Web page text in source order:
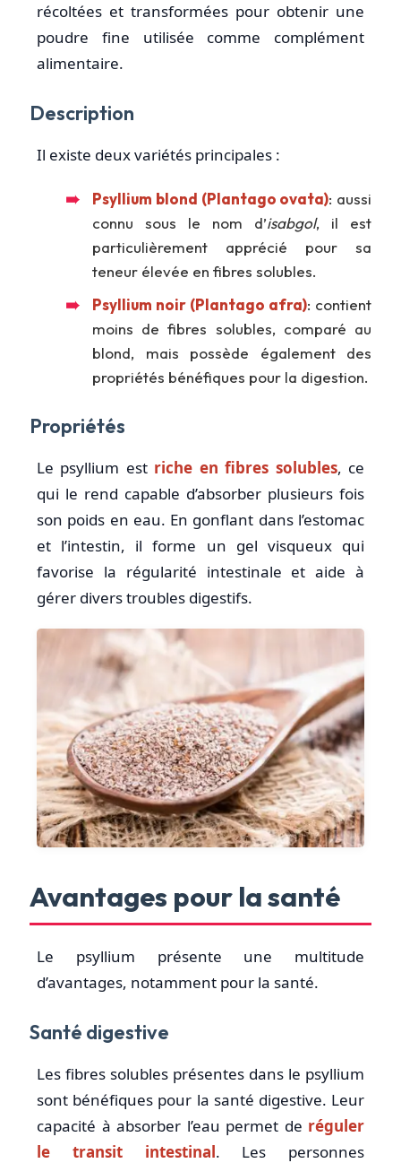
récoltées et transformées pour obtenir une
poudre fine utilisée comme complément
alimentaire.
Description
Il existe deux variétés principales :
Psyllium blond (Plantago ovata): aussi
connu sous le nom d’isabgol, il est
particulièrement apprécié pour sa
teneur élevée en fibres solubles.
Psyllium noir (Plantago afra): contient
moins de fibres solubles, comparé au
blond, mais possède également des
propriétés bénéfiques pour la digestion.
Propriétés
Le psyllium est riche en fibres solubles, ce
qui le rend capable d’absorber plusieurs fois
son poids en eau. En gonflant dans l’estomac
et l’intestin, il forme un gel visqueux qui
favorise la régularité intestinale et aide à
gérer divers troubles digestifs.
Avantages pour la santé
Le psyllium présente une multitude
d’avantages, notamment pour la santé.
Santé digestive
Les fibres solubles présentes dans le psyllium
sont bénéfiques pour la santé digestive. Leur
capacité à absorber l’eau permet de réguler
le transit intestinal. Les personnes